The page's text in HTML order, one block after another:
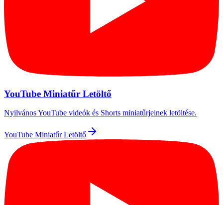
YouTube Miniatűr Letöltő
Nyilvános YouTube videók és Shorts miniatűrjeinek letöltése.
YouTube Miniatűr Letöltő